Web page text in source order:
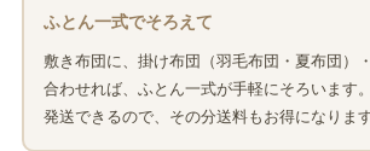
ふとん一式でそろえて
敷き布団に、掛け布団（羽毛布団・夏布団）
合わせれば、ふとん一式が手軽にそろいます
発送できるので、その分送料もお得になります